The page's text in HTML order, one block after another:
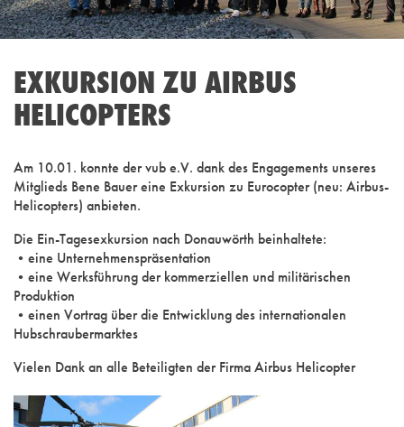
EXKURSION ZU AIRBUS
HELICOPTERS
Am 10.01. konnte der vub e.V. dank des Engagements unseres
Mitglieds Bene Bauer eine Exkursion zu Eurocopter (neu: Airbus-
Helicopters) anbieten.
Die Ein-Tagesexkursion nach Donauwörth beinhaltete:
•eine Unternehmenspräsentation
•eine Werksführung der kommerziellen und militärischen
Produktion
•einen Vortrag über die Entwicklung des internationalen
Hubschraubermarktes
Vielen Dank an alle Beteiligten der Firma Airbus Helicopter